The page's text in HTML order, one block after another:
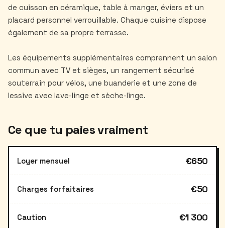
de cuisson en céramique, table à manger, éviers et un
placard personnel verrouillable. Chaque cuisine dispose
également de sa propre terrasse.
Les équipements supplémentaires comprennent un salon
commun avec TV et sièges, un rangement sécurisé
souterrain pour vélos, une buanderie et une zone de
Ce que tu paies vraiment
Loyer mensuel €650
Charges forfaitaires €50
Caution €1 300